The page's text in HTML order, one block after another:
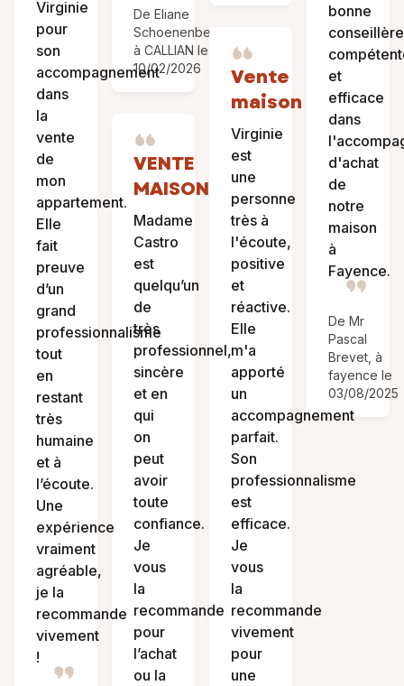
Virginie
pour
son
accompagnement
dans
la
vente
de
mon
appartement.
Elle
fait
preuve
d’un
grand
professionnalisme
tout
en
restant
très
humaine
et à
l’écoute.
Une
expérience
vraiment
agréable,
je la
recommande
vivement
!
De Eliane
Schoenenberger,
à CALLIAN le
10/02/2026
VENTE
MAISON
Madame
Castro
est
quelqu’un
de
très
professionnel,
sincère
et en
qui
on
peut
avoir
toute
confiance.
Je
vous
la
recommande
pour
l’achat
ou la
Vente
maison
Virginie
est
une
personne
très à
l'écoute,
positive
et
réactive.
Elle
m'a
apporté
un
accompagnement
parfait.
Son
professionnalisme
est
efficace.
Je
vous
la
recommande
vivement
pour
une
bonne
et
efficace
dans
d'achat
de
notre
maison
à
Fayence.
De Mr
Pascal
Brevet, à
fayence le
03/08/2025